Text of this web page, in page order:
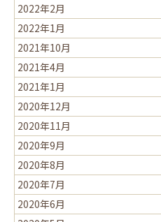
2022年2月
2022年1月
2021年10月
2021年4月
2021年1月
2020年12月
2020年11月
2020年9月
2020年8月
2020年7月
2020年6月